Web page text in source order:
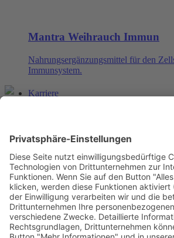
Karriere
Suche
Mantra Weihrauch Immun
Nahrungsergänzungsmittel für den
Immunsystem.
中文
Kontakt
Datenschutz
Impressum
© MantraPharm
Instagram
Facebook